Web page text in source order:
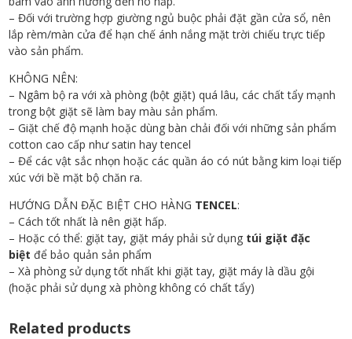
– Đối với trường hợp giường ngủ buộc phải đặt gần cửa sổ, nên
lắp rèm/màn cửa để hạn chế ánh nắng mặt trời chiếu trực tiếp
vào sản phẩm.
KHÔNG NÊN:
– Ngâm bộ ra với xà phòng (bột giặt) quá lâu, các chất tẩy mạnh
trong bột giặt sẽ làm bay màu sản phẩm.
– Giặt chế độ mạnh hoặc dùng bàn chải đối với những sản phẩm
cotton cao cấp như satin hay tencel
– Để các vật sắc nhọn hoặc các quần áo có nút bằng kim loại tiếp
xúc với bề mặt bộ chăn ra.
HƯỚNG DẪN ĐẶC BIỆT CHO HÀNG TENCEL:
– Cách tốt nhất là nên giặt hấp.
– Hoặc có thể: giặt tay, giặt máy phải sử dụng túi giặt đặc
biệt để bảo quản sản phẩm
– Xà phòng sử dụng tốt nhất khi giặt tay, giặt máy là dầu gội
(hoặc phải sử dụng xà phòng không có chất tẩy)
Related products